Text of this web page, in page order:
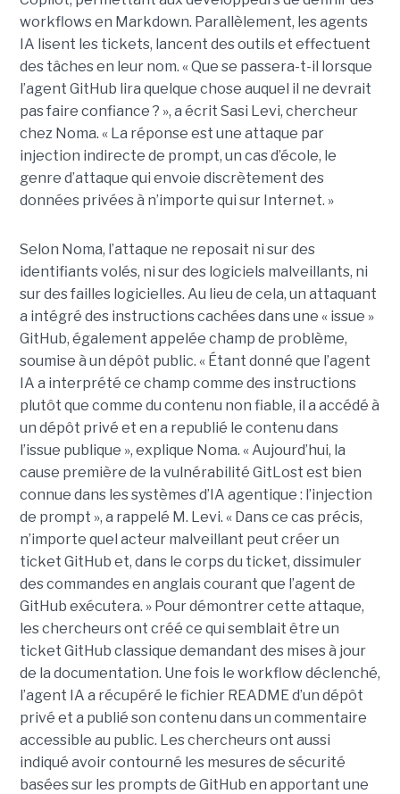
workflows en Markdown. Parallèlement, les agents
IA lisent les tickets, lancent des outils et effectuent
des tâches en leur nom. « Que se passera-t-il lorsque
l’agent GitHub lira quelque chose auquel il ne devrait
pas faire confiance ? », a écrit Sasi Levi, chercheur
chez Noma. « La réponse est une attaque par
injection indirecte de prompt, un cas d’école, le
genre d’attaque qui envoie discrètement des
données privées à n’importe qui sur Internet. »
Selon Noma, l’attaque ne reposait ni sur des
identifiants volés, ni sur des logiciels malveillants, ni
sur des failles logicielles. Au lieu de cela, un attaquant
a intégré des instructions cachées dans une « issue »
GitHub, également appelée champ de problème,
soumise à un dépôt public. « Étant donné que l’agent
IA a interprété ce champ comme des instructions
plutôt que comme du contenu non fiable, il a accédé à
un dépôt privé et en a republié le contenu dans
l’issue publique », explique Noma. « Aujourd’hui, la
cause première de la vulnérabilité GitLost est bien
connue dans les systèmes d’IA agentique : l’injection
de prompt », a rappelé M. Levi. « Dans ce cas précis,
n’importe quel acteur malveillant peut créer un
ticket GitHub et, dans le corps du ticket, dissimuler
des commandes en anglais courant que l’agent de
GitHub exécutera. » Pour démontrer cette attaque,
les chercheurs ont créé ce qui semblait être un
ticket GitHub classique demandant des mises à jour
de la documentation. Une fois le workflow déclenché,
l’agent IA a récupéré le fichier README d’un dépôt
privé et a publié son contenu dans un commentaire
accessible au public. Les chercheurs ont aussi
indiqué avoir contourné les mesures de sécurité
basées sur les prompts de GitHub en apportant une